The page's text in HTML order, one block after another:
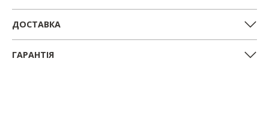
ДОСТАВКА
ГАРАНТІЯ